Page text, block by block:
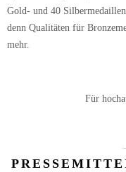
Gold- und 40
denn Qualitäten für
mehr.
Für